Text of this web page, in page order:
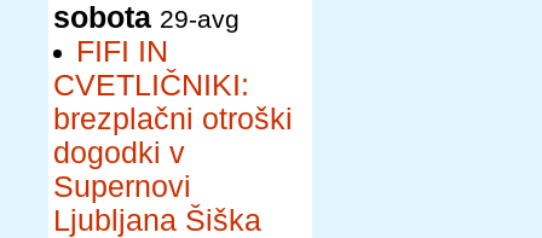
sobota 29-avg
FIFI IN
CVETLIČNIKI:
brezplačni otroški
dogodki v
Supernovi
Ljubljana Šiška